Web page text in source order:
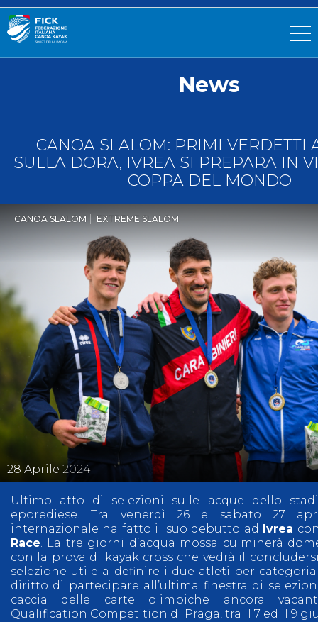
News
CANOA SLALOM: PRIMI VERDETTI
SULLA DORA, IVREA SI PREPARA IN
COPPA DEL MONDO
28 Aprile 2024
CANOA SLALOM EXTREME SLALOM
Ultimo atto di selezioni sulle acque dello
eporediese. Tra venerdì 26 e sabato 27
internazionale ha fatto il suo debutto ad Ivrea
Race. La tre giorni d’acqua mossa culminerà
con la prova di kayak cross che vedrà il
selezione utile a definire i due atleti per
diritto di partecipare all’ultima finestra di
caccia delle carte olimpiche ancora
Qualification Competition di Praga, tra il 7 ed il 9